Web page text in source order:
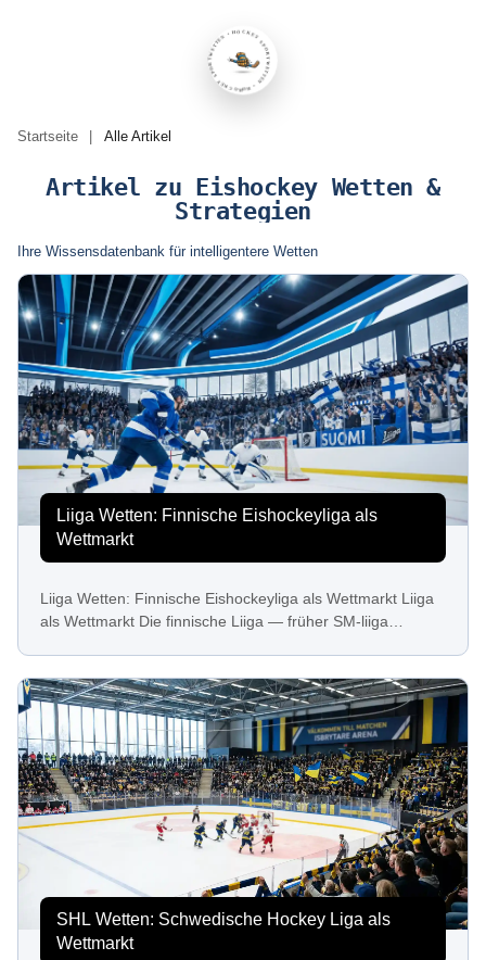
HOCKEY SPORTWETTEN • HOCKEY SPORTWETTEN • HOCKEY SPORTWETTEN •
Startseite Alle Artikel
Artikel zu Eishockey Wetten &
Strategien
Ihre Wissensdatenbank für intelligentere Wetten
Liiga Wetten: Finnische Eishockeyliga als
Wettmarkt
Liiga Wetten: Finnische Eishockeyliga als Wettmarkt Liiga
als Wettmarkt Die finnische Liiga — früher SM-liiga…
SHL Wetten: Schwedische Hockey Liga als
Wettmarkt